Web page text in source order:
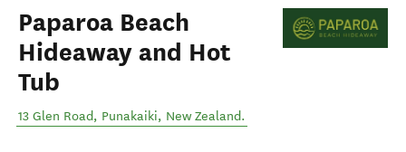
Paparoa Beach
Hideaway and Hot
Tub
13 Glen Road, Punakaiki, New Zealand.